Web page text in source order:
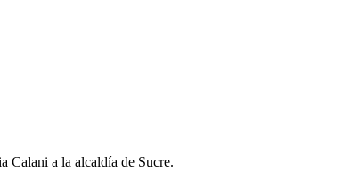
Calani a la alcaldía de Sucre.